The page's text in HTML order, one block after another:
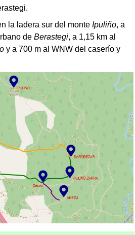
la ladera sur del monte Ipuliño, a
de Berastegi, a 1,15 km al
y a 700 m al WNW del caserío y